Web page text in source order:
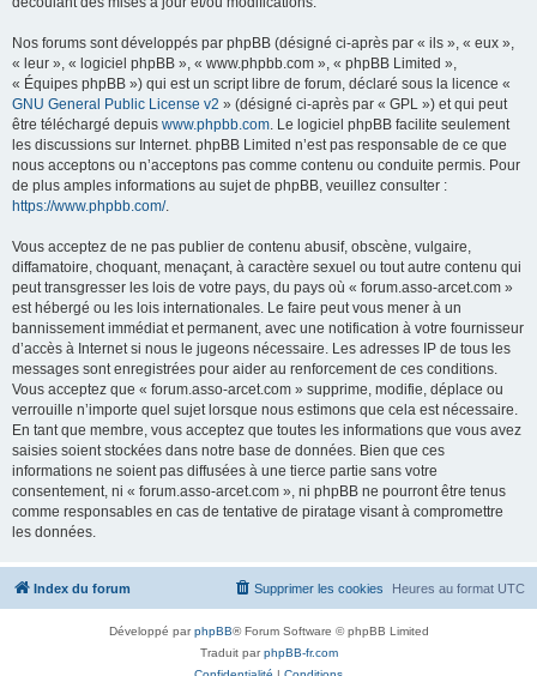
Nos forums sont développés par phpBB (désigné ci-après par « ils », « eux »,
« leur », « logiciel phpBB », « www.phpbb.com », « phpBB Limited »,
« Équipes phpBB ») qui est un script libre de forum, déclaré sous la licence «
GNU General Public License v2 » (désigné ci-après par « GPL ») et qui peut
être téléchargé depuis www.phpbb.com. Le logiciel phpBB facilite seulement
les discussions sur Internet. phpBB Limited n’est pas responsable de ce que
nous acceptons ou n’acceptons pas comme contenu ou conduite permis. Pour
de plus amples informations au sujet de phpBB, veuillez consulter :
https://www.phpbb.com/.
Vous acceptez de ne pas publier de contenu abusif, obscène, vulgaire,
diffamatoire, choquant, menaçant, à caractère sexuel ou tout autre contenu qui
peut transgresser les lois de votre pays, du pays où « forum.asso-arcet.com »
est hébergé ou les lois internationales. Le faire peut vous mener à un
bannissement immédiat et permanent, avec une notification à votre fournisseur
d’accès à Internet si nous le jugeons nécessaire. Les adresses IP de tous les
messages sont enregistrées pour aider au renforcement de ces conditions.
Vous acceptez que « forum.asso-arcet.com » supprime, modifie, déplace ou
verrouille n’importe quel sujet lorsque nous estimons que cela est nécessaire.
En tant que membre, vous acceptez que toutes les informations que vous avez
saisies soient stockées dans notre base de données. Bien que ces
informations ne soient pas diffusées à une tierce partie sans votre
consentement, ni « forum.asso-arcet.com », ni phpBB ne pourront être tenus
comme responsables en cas de tentative de piratage visant à compromettre
les données.
Index du forum Heures au format UTC
Supprimer les cookies
Développé parphpBB® Forum Software © phpBB Limited
Traduit parphpBB-fr.com